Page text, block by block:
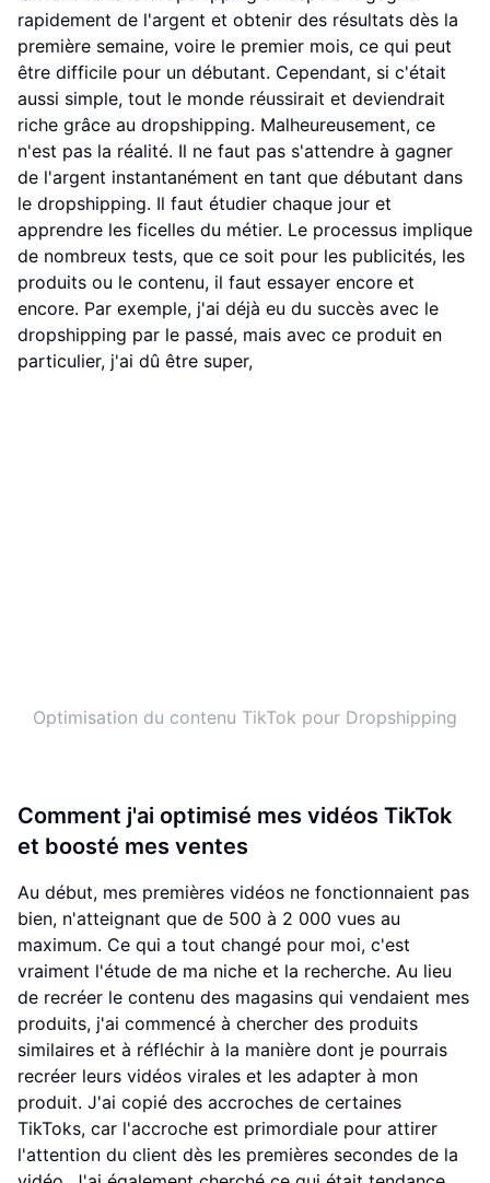
rapidement de l'argent et obtenir des résultats dès la
première semaine, voire le premier mois, ce qui peut
être difficile pour un débutant. Cependant, si c'était
aussi simple, tout le monde réussirait et deviendrait
riche grâce au dropshipping. Malheureusement, ce
n'est pas la réalité. Il ne faut pas s'attendre à gagner
de l'argent instantanément en tant que débutant dans
le dropshipping. Il faut étudier chaque jour et
apprendre les ficelles du métier. Le processus implique
de nombreux tests, que ce soit pour les publicités, les
produits ou le contenu, il faut essayer encore et
encore. Par exemple, j'ai déjà eu du succès avec le
dropshipping par le passé, mais avec ce produit en
particulier, j'ai dû être super,
Optimisation du contenu TikTok pour Dropshipping
Comment j'ai optimisé mes vidéos TikTok
et boosté mes ventes
Au début, mes premières vidéos ne fonctionnaient pas
bien, n'atteignant que de 500 à 2 000 vues au
maximum. Ce qui a tout changé pour moi, c'est
vraiment l'étude de ma niche et la recherche. Au lieu
de recréer le contenu des magasins qui vendaient mes
produits, j'ai commencé à chercher des produits
similaires et à réfléchir à la manière dont je pourrais
recréer leurs vidéos virales et les adapter à mon
produit. J'ai copié des accroches de certaines
TikToks, car l'accroche est primordiale pour attirer
l'attention du client dès les premières secondes de la